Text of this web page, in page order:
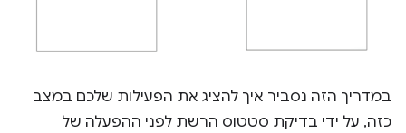
במדריך הזה נסביר איך להציג את הפעילות שלכם במצב
כזה, על ידי בדיקת סטטוס הרשת לפני ההפעלה של